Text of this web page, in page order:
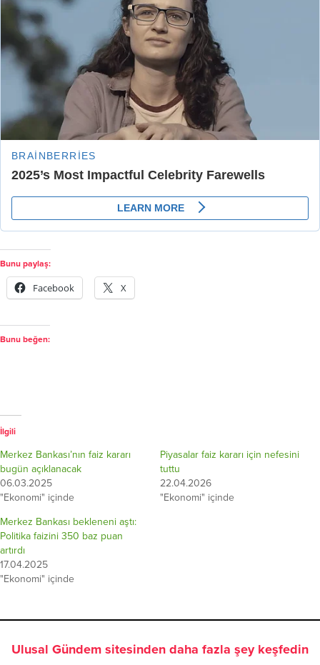
Bunu paylaş:
Facebook X
Bunu beğen:
İlgili
Merkez Bankası’nın faiz kararı
bugün açıklanacak
06.03.2025
"Ekonomi" içinde
Piyasalar faiz kararı için nefesini
tuttu
22.04.2026
"Ekonomi" içinde
Merkez Bankası bekleneni aştı:
Politika faizini 350 baz puan
artırdı
17.04.2025
"Ekonomi" içinde
Ulusal Gündem sitesinden daha fazla şey keşfedin